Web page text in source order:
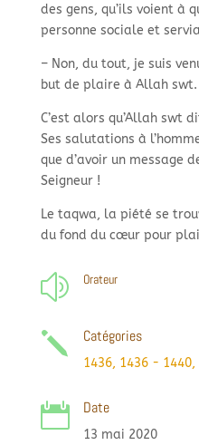
des gens, qu’ils voient à
personne sociale et
–Non, du tout, je suis
but de plaire à Allah swt.
C’est alors qu’Allah swt
Ses salutations à
que d’avoir un message
Seigneur !
Le taqwa, la piété se
du fond du cœur pour
z Orateur
j Catégories
1436, 1436 - 1440,
 Date
13 mai 2020